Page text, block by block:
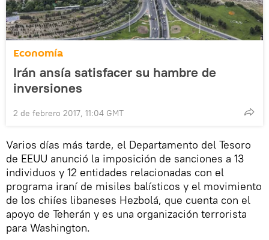
Economía
Irán ansía satisfacer su hambre de
inversiones
2 de febrero 2017, 11:04 GMT
Varios días más tarde, el Departamento del Tesoro
de EEUU anunció la imposición de sanciones a 13
individuos y 12 entidades relacionadas con el
programa iraní de misiles balísticos y el movimiento
de los chiíes libaneses Hezbolá, que cuenta con el
apoyo de Teherán y es una organización terrorista
para Washington.